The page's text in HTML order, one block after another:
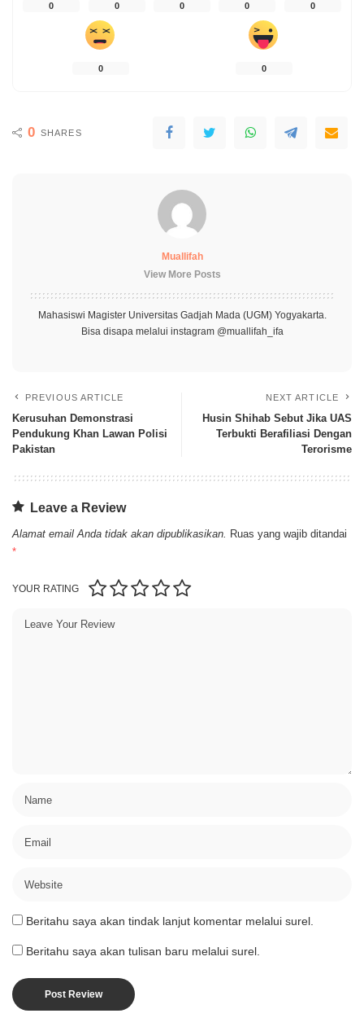
0 0 0 0 0
0 0
0 SHARES
Muallifah
View More Posts
Mahasiswi Magister Universitas Gadjah Mada (UGM) Yogyakarta.
Bisa disapa melalui instagram @muallifah_ifa
PREVIOUS ARTICLE
Kerusuhan Demonstrasi
Pendukung Khan Lawan Polisi
Pakistan
NEXT ARTICLE
Husin Shihab Sebut Jika UAS
Terbukti Berafiliasi Dengan
Terorisme
Leave a Review
Alamat email Anda tidak akan dipublikasikan. Ruas yang wajib ditandai
*
YOUR RATING
Beritahu saya akan tindak lanjut komentar melalui surel.
Beritahu saya akan tulisan baru melalui surel.